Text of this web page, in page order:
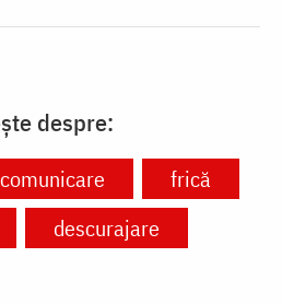
despre:
comunicare
frică
descurajare